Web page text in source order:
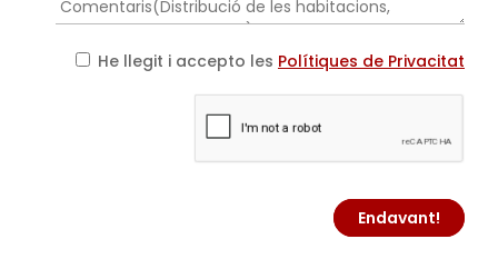
He llegit i accepto les Polítiques de Privacitat
Endavant!